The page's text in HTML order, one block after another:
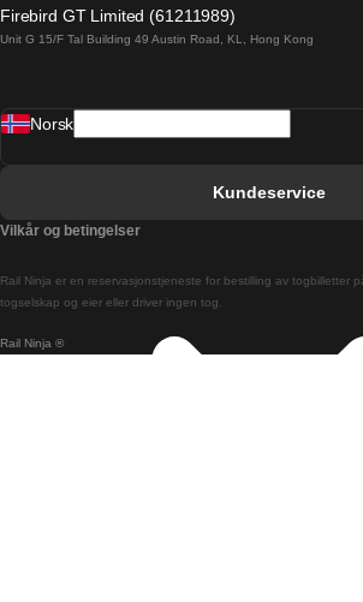
Barcelona Sevilla Tog
Budapest Prague Tog
Firebird GT Limited (61211989)
Unit G 15/F Tal Building 49 Austin Road, KL, Hong Kong
Rail Ninja ®
Rail Ninja er en reservasjons­tjeneste for bestilling av togbilletter
togselskap og eier eller driver ingen tog.
Norsk
Kundeservice
Vilkår og betingelser